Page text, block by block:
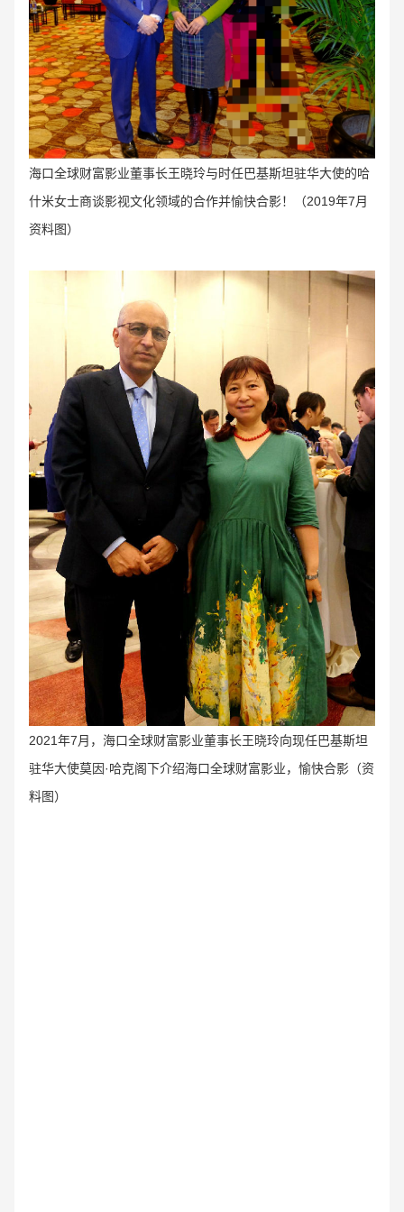
海口全球财富影业董事长王晓玲与时任巴基斯坦驻华大使的哈
什米女士商谈影视文化领域的合作并愉快合影！（2019年7月
资料图）
2021年7月，海口全球财富影业董事长王晓玲向现任巴基斯坦
驻华大使莫因·哈克阁下介绍海口全球财富影业，愉快合影（资
料图）